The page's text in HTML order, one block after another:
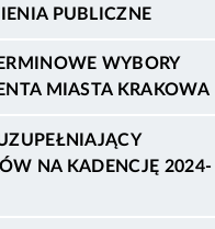
PUBLICZNE
WYBORY
MIASTA KRAKOWA
NA KADENCJĘ 2024-